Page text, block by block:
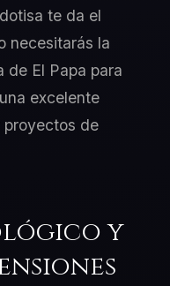
te da el
necesitarás la
de El Papa para
excelente
proyectos de
y